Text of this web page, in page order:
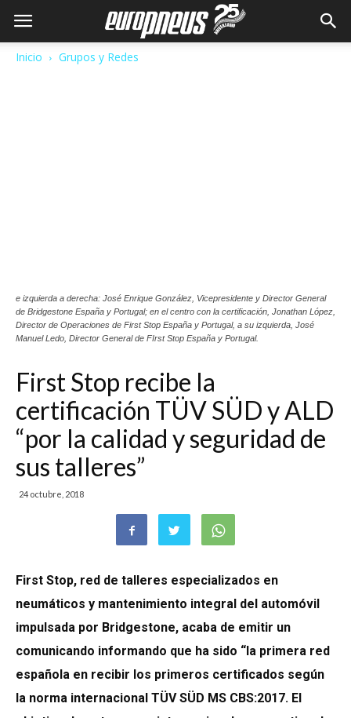
Inicio Grupos y Redes
e izquierda a derecha: José Enrique González, Vicepresidente y Director General
de Bridgestone España y Portugal; en el centro con la certificación, Jonathan López,
Director de Operaciones de First Stop España y Portugal, a su izquierda, José
Manuel Ledo, Director General de FIrst Stop España y Portugal.
First Stop recibe la
certificación TÜV SÜD y ALD
“por la calidad y seguridad de
sus talleres”
24 octubre, 2018
First Stop, red de talleres especializados en
neumáticos y mantenimiento integral del automóvil
impulsada por Bridgestone, acaba de emitir un
comunicando informando que ha sido “la primera red
española en recibir los primeros certificados según
la norma internacional TÜV SÜD MS CBS:2017. El